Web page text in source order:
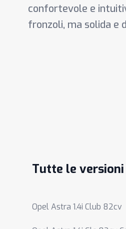
confortevole e
fronzoli, ma solida e
Tutte le versioni
Opel Astra 1.4i Club 82cv